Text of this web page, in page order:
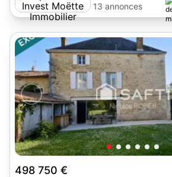
Immobilier
13 annonces
498 750 €